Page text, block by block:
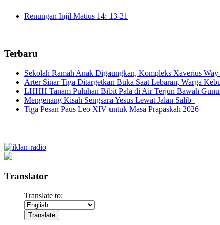
Renungan Injil Matius 14: 13-21
Terbaru
Sekolah Ramah Anak Digaungkan, Kompleks Xaverius
Arter Sinar Tiga Ditargetkan Buka Saat Lebaran, Warga
LHHH Tanam Puluhan Bibit Pala di Air Terjun Bawah
Mengenang Kisah Sengsara Yesus Lewat Jalan Salib
Tiga Pesan Paus Leo XIV untuk Masa Prapaskah 2026
Translator
Translate to: